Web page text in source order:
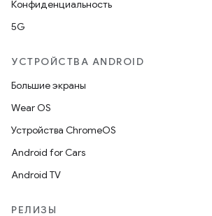
Конфиденциальность
5G
УСТРОЙСТВА ANDROID
Большие экраны
Wear OS
Устройства ChromeOS
Android for Cars
Android TV
РЕЛИЗЫ